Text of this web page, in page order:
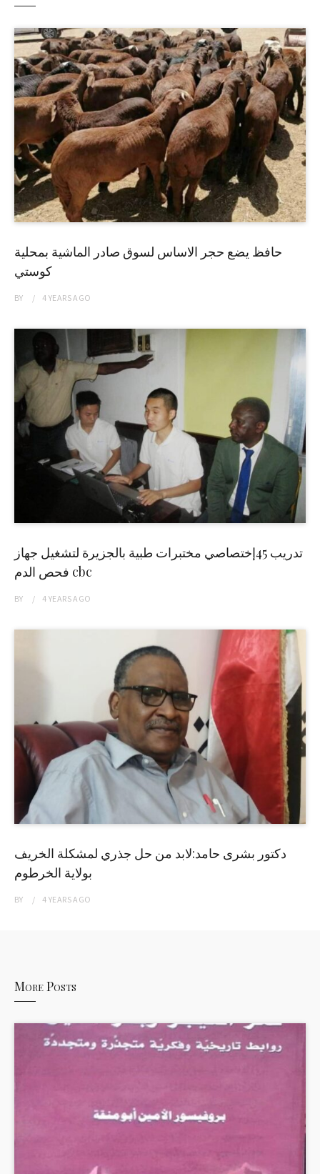
حافظ يضع حجر الاساس لسوق صادر الماشية بمحلية
كوستي
BY 4 YEARSAGO
تدريب 45إختصاصي مختبرات طبية بالجزيرة لتشغيل جهاز
فحص الدم cbc
BY 4 YEARSAGO
دكتور بشرى حامد:لابد من حل جذري لمشكلة الخريف
بولاية الخرطوم
BY 4 YEARSAGO
More Posts